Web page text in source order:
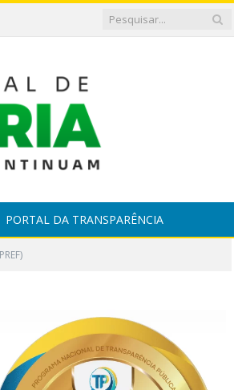
PORTAL DA TRANSPARÊNCIA